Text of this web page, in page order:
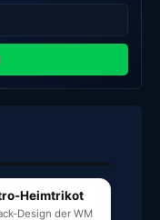
Heimtrikot
Design der WM